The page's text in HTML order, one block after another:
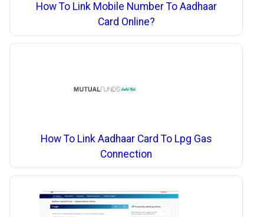
How To Link Mobile Number To Aadhaar
Card Online?
How To Link Aadhaar Card To Lpg Gas
Connection